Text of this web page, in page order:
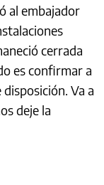
al embajador
cerrada
es confirmar a
Va a
deje la